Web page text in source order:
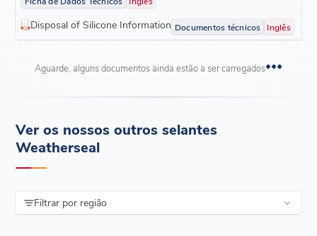
Disposal of Silicone Information Documentos técnicos Inglês
Aguarde, alguns documentos ainda estão a ser carregados
Ver os nossos outros selantes
Weatherseal
Filtrar por região